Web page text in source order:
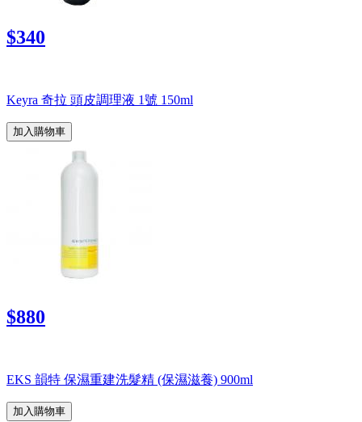
$340
Keyra 奇拉 頭皮調理液 1號 150ml
加入購物車
$880
EKS 韻特 保濕重建洗髮精 (保濕滋養) 900ml
加入購物車